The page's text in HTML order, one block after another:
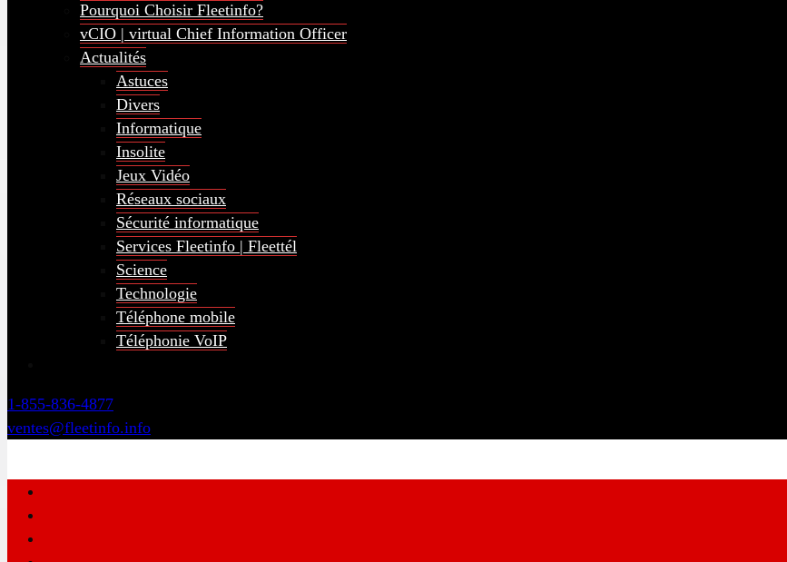
Pourquoi Choisir Fleetinfo?
vCIO | virtual Chief Information Officer
Actualités
Astuces
Divers
Informatique
Insolite
Jeux Vidéo
Réseaux sociaux
Sécurité informatique
Services Fleetinfo | Fleettél
Science
Technologie
Téléphone mobile
Téléphonie VoIP
1-855-836-4877
ventes@fleetinfo.info